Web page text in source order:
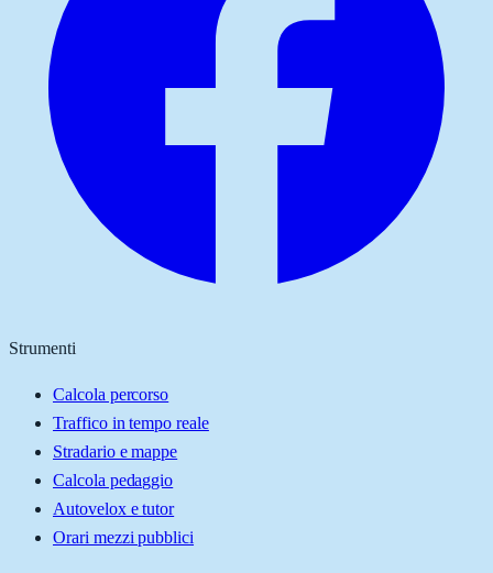
Strumenti
Calcola percorso
Traffico in tempo reale
Stradario e mappe
Calcola pedaggio
Autovelox e tutor
Orari mezzi pubblici